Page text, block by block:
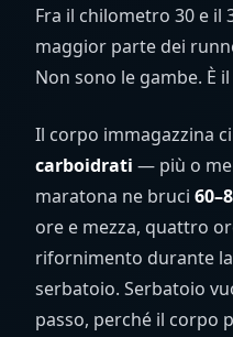
Fra il chilometro 30 e il
maggior parte dei
Non sono le gambe. È il
Il corpo immagazzina
carboidrati — più o
maratona ne bruci
ore e mezza, quattro
rifornimento durante
serbatoio. Serbatoio
passo, perché il corpo